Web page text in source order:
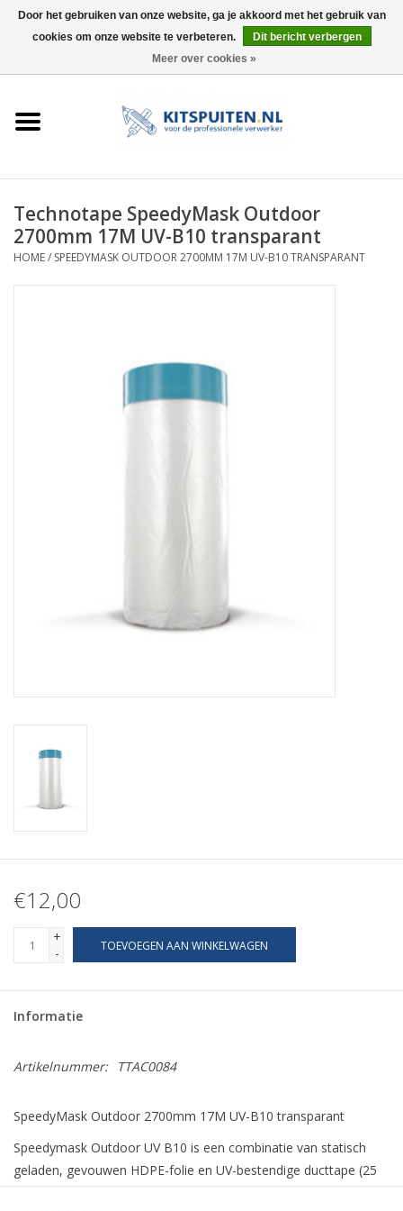
0 Artikelen - €0,00
ELEKTRISCH
Technotape SpeedyMask Outdoor
2700mm 17M UV-B10 transparant
HOME/ SPEEDYMASK OUTDOOR 2700MM 17M UV-B10 TRANSPARANT
€12,00
+
-
TOEVOEGEN AAN WINKELWAGEN
Informatie
Artikelnummer: TTAC0084
SpeedyMask Outdoor 2700mm 17M UV-B10 transparant
Speedymask Outdoor UV B10 is een combinatie van statisch
geladen, gevouwen HDPE-folie en UV-bestendige ducttape (25
Door het gebruiken van onze website, ga je akkoord met het gebruik van
cookies om onze website te verbeteren.
Dit bericht verbergen
Meer over cookies »